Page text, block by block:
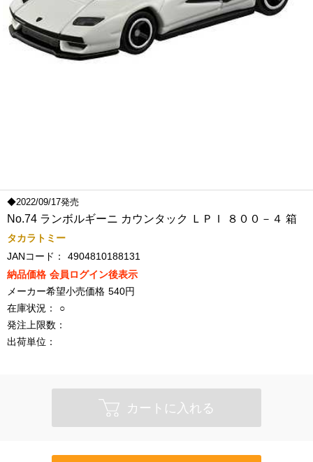
◆2022/09/17発売
No.74 ランボルギーニ カウンタック ＬＰＩ ８００－４ 箱
タカラトミー
JANコード：
4904810188131
納品価格 会員ログイン後表示
メーカー希望小売価格 540円
在庫状況：
○
発注上限数：
出荷単位：
カートに入れる